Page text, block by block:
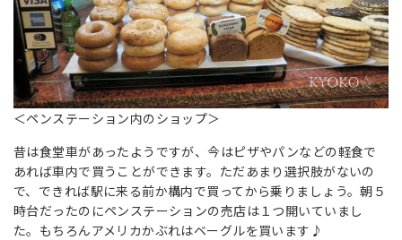
＜ペンステーション内のショップ＞
昔は食堂車があったようですが、今はピザやパンなどの軽食で
あれば車内で買うことができます。ただあまり選択肢がないの
で、できれば駅に来る前か構内で買ってから乗りましょう。朝５
時台だったのにペンステーションの売店は１つ開いていまし
た。もちろんアメリカかぶれはベーグルを買います♪